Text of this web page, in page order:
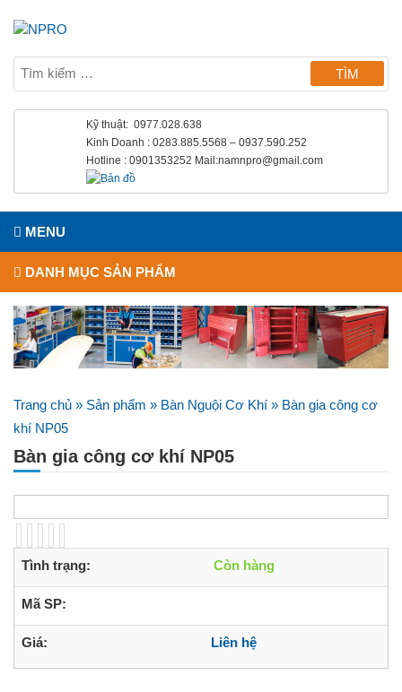
Kỹ thuật: 0977.028.638
Kinh Doanh : 0283.885.5568 – 0937.590.252
Hotline : 0901353252 Mail:namnpro@gmail.com
MENU
DANH MỤC SẢN PHẨM
Trang chủ » Sản phẩm » Bàn Nguội Cơ Khí » Bàn gia công cơ
khí NP05
Bàn gia công cơ khí NP05
Tình trạng: Còn hàng
Mã SP:
Giá: Liên hệ